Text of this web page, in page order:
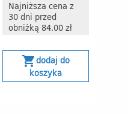
Najniższa cena z
30 dni przed
obniżką 84.00 zł
shopping_cartdodaj do
koszyka